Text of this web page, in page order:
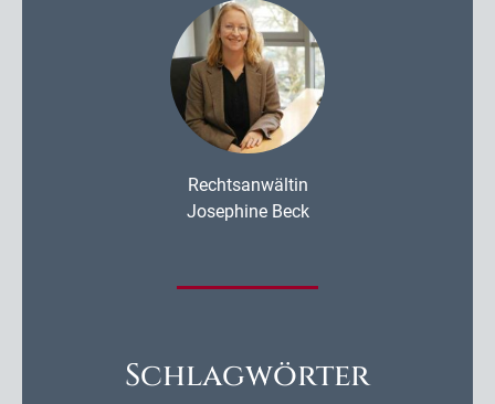
Rechtsanwältin
Josephine Beck
Schlagwörter